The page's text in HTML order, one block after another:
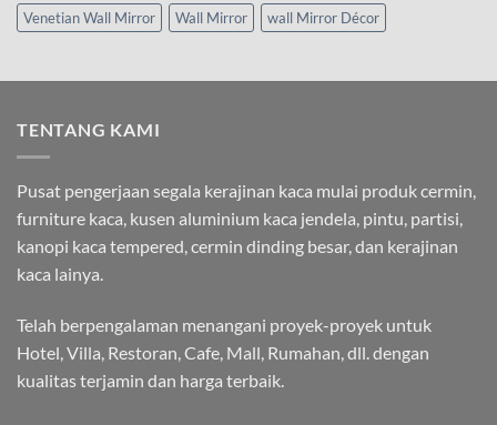
Venetian Wall Mirror
Wall Mirror wall Mirror Décor
TENTANG KAMI
Pusat pengerjaan segala kerajinan kaca mulai produk cermin,
furniture kaca, kusen aluminium kaca jendela, pintu, partisi,
kanopi kaca tempered, cermin dinding besar, dan kerajinan
kaca lainya.
Telah berpengalaman menangani proyek-proyek untuk
Hotel, Villa, Restoran, Cafe, Mall, Rumahan, dll. dengan
kualitas terjamin dan harga terbaik.